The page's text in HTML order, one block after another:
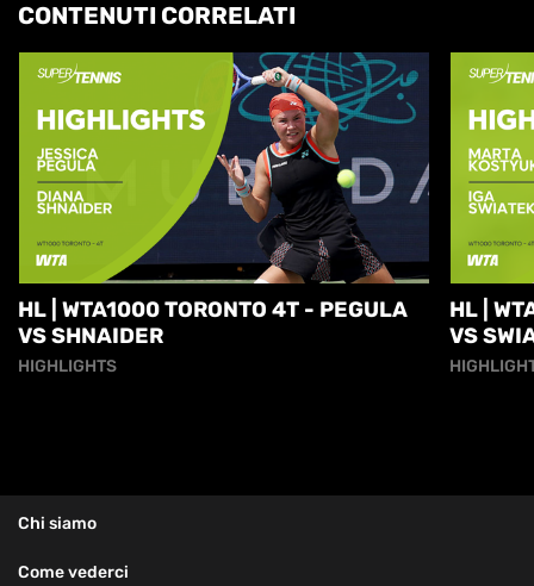
CONTENUTI CORRELATI
HL | WTA1000 TORONTO 4T - PEGULA
VS SHNAIDER
HIGHLIGHTS
HL |
VS
Chi siamo
Come vederci